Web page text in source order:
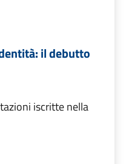
il debutto
iscritte nella